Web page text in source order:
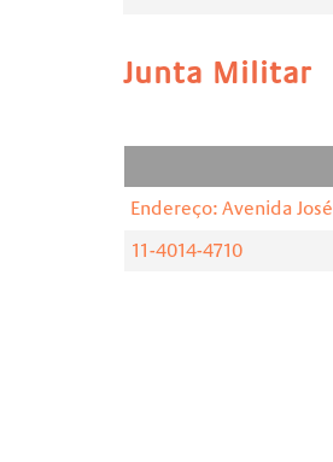
Junta Militar
Endereço: Avenida
11-4014-4710